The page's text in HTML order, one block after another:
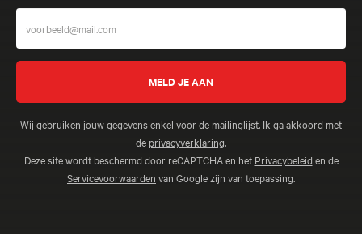
Wij gebruiken jouw gegevens enkel voor de mailinglijst. Ik ga akkoord met
de privacyverklaring.
Deze site wordt beschermd door reCAPTCHA en het Privacybeleid en de
Servicevoorwaarden van Google zijn van toepassing.